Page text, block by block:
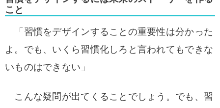
こと
「習慣をデザインすることの重要性は分かった
よ。でも、いくら習慣化しろと言われてもできな
いものはできない」
こんな疑問が出てくることでしょう。でも、習